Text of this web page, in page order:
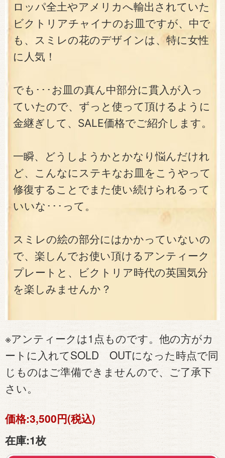
ロッパ全土やアメリカへ輸出されていた
ビクトリアチャイナのお皿ですが、中で
も、スミレの花のデザインは、特に女性
に人気！
でも･･･お皿の真ん中部分に貫入が入っ
ていたので、ずっと使って頂けるように
金継ぎして、SALE価格でご紹介します。
一瞬、どうしようかとかなり悩んだけれ
ど、こんなにステキなお皿をこうやって
修復することでまた使い続けられるって
いいな･･･って。
スミレの絵の部分にはかかっていないの
で、楽しんでお使い頂けるアンティーク
プレートと、ビクトリア時代の英国気分
を楽しみませんか？
※アンティークは1点ものです。他の方がカ
ートに入れてSOLD OUTになった時点で同
じものはご準備できませんので、ご了承下
さい。
価格:3,500円(税込)
在庫:1枚